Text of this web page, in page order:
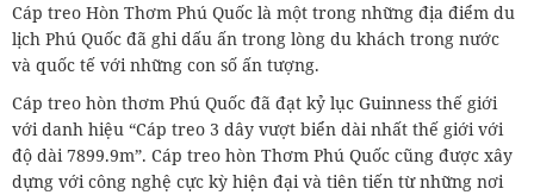
Cáp treo Hòn Thơm Phú Quốc là một trong những địa điểm du
lịch Phú Quốc đã ghi dấu ấn trong lòng du khách trong nước
và quốc tế với những con số ấn tượng.
Cáp treo hòn thơm Phú Quốc đã đạt kỷ lục Guinness thế giới
với danh hiệu “Cáp treo 3 dây vượt biển dài nhất thế giới với
độ dài 7899.9m”. Cáp treo hòn Thơm Phú Quốc cũng được xây
dựng với công nghệ cực kỳ hiện đại và tiên tiến từ những nơi